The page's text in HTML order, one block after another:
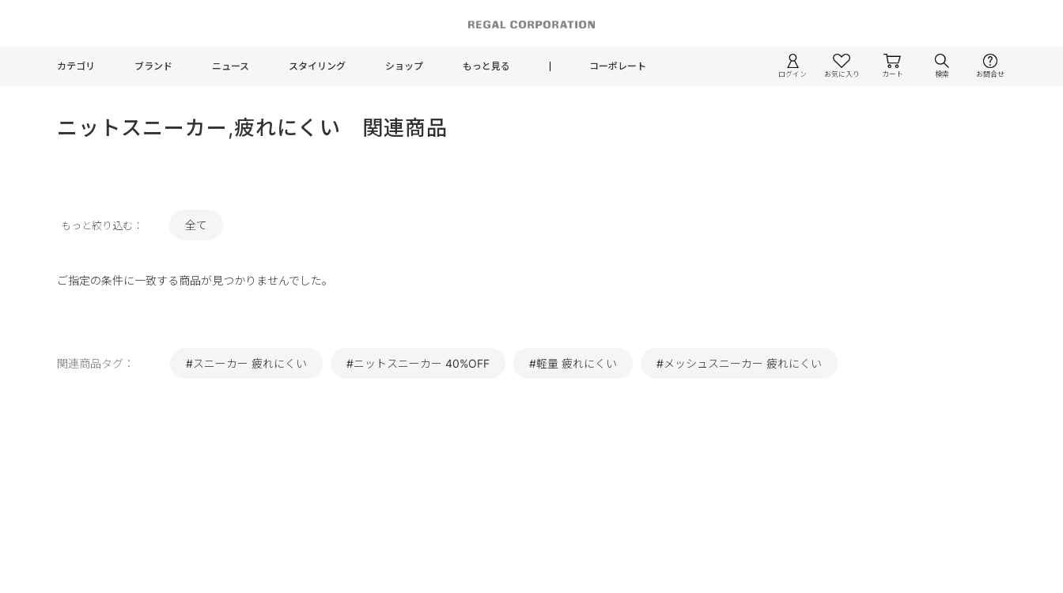
カテゴリ ブランド ニュース スタイリング ショップ もっと見る コーポレート
ログイン お気に入り カート 検索 お問合せ
ニットスニーカー,疲れにくい 関連商品
もっと絞り込む： 全て
ご指定の条件に一致する商品が見つかりませんでした。
関連商品タグ： #スニーカー 疲れにくい #ニットスニーカー 40%OFF #軽量 疲れにくい #メッシュスニーカー 疲れにくい